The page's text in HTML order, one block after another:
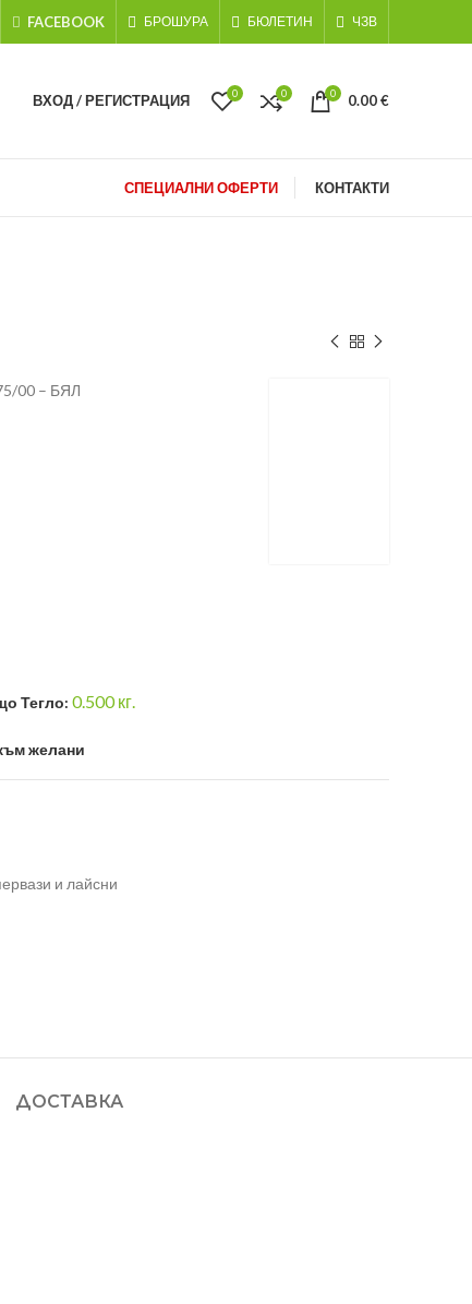
FACEBOOK БРОШУРА БЮЛЕТИН ЧЗВ
ВХОД / РЕГИСТРАЦИЯ 0 0 0 0.00€
СПЕЦИАЛНИ ОФЕРТИ КОНТАКТИ
00 – БЯЛ
Тегло: 0.500кг.
желани
и лайсни
ДОСТАВКА